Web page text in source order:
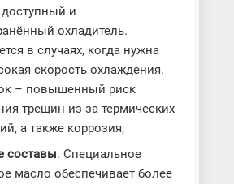
и
охладитель.
в случаях, когда нужна
скорость охлаждения.
– повышенный риск
трещин из-за термических
а также коррозия;
составы. Специальное
масло обеспечивает более